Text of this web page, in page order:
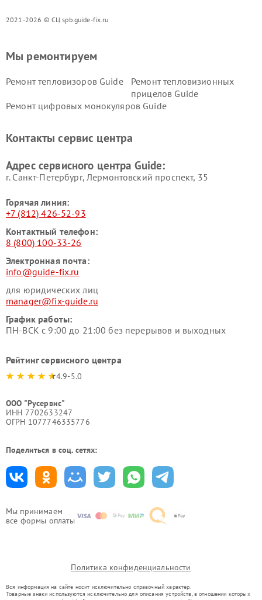
2021-2026 © СЦ spb.guide-fix.ru
Мы принимаем
все формы оплаты
Мы ремонтируем
Ремонт тепловизоров Guide
Ремонт тепловизионных
прицелов Guide
Ремонт цифровых монокуляров Guide
Контакты сервис центра
Адрес сервисного центра Guide:
г. Санкт-Петербург, Лермонтовский проспект, 35
Горячая линия:
+7 (812) 426-52-93
Контактный телефон:
8 (800) 100-33-26
Электронная почта:
info@guide-fix.ru
для юридических лиц
manager@fix-guide.ru
График работы:
ПН-ВСК с 9:00 до 21:00 без перерывов и выходных
Рейтинг сервисного центра
4.9-5.0
ООО "Русервис"
ИНН 7702633247
ОГРН 1077746335776
Поделиться в соц. сетях:
Политика конфиденциальности
Вся информация на сайте носит исключительно справочный характер.
Товарные знаки используются исключительно для описания устройств, в отношении которых